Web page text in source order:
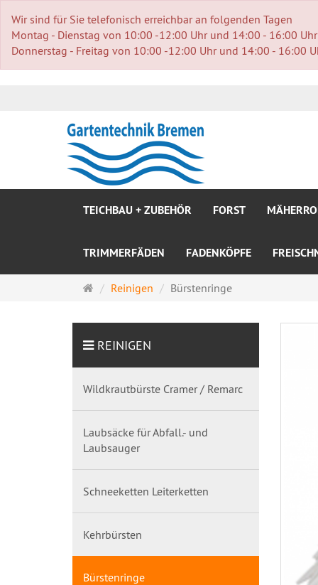
Wir sind für Sie telefonisch erreichbar an folgenden Tagen
Montag - Dienstag von 10:00 -12:00 Uhr und 14:00 - 16:00 Uhr
Donnerstag - Freitag von 10:00 -12:00 Uhr und 14:00 - 16:00
TEICHBAU + ZUBEHÖR FORST
TRIMMERFÄDEN FADENKÖPFE
Startseite
Reinigen Bürstenringe
REINIGEN
Wildkrautbürste Cramer / Remarc
Laubsäcke für Abfall.- und
Laubsauger
Schneeketten Leiterketten
Kehrbürsten
Bürstenringe